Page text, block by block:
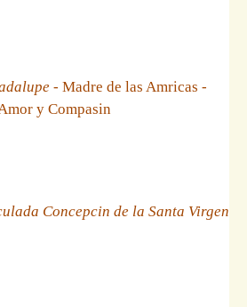
- Madre de las Amricas -
y Compasin
Concepcin de la Santa Virgen